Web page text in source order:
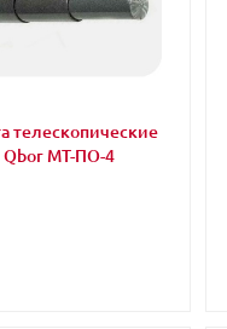
телескопические
Qbor МТ-ПО-4